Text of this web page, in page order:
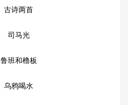
古诗两首
司马光
鲁班和橹板
乌鸦喝水